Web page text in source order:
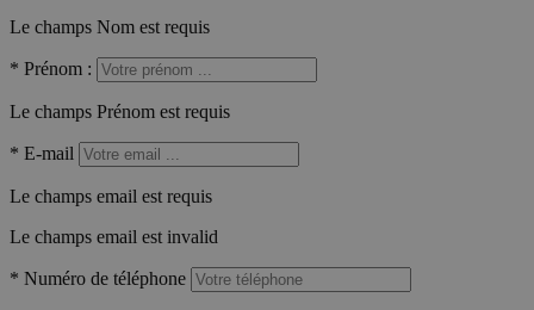
Le champs Nom est requis
* Prénom :
Le champs Prénom est requis
* E-mail
Le champs email est requis
Le champs email est invalid
* Numéro de téléphone